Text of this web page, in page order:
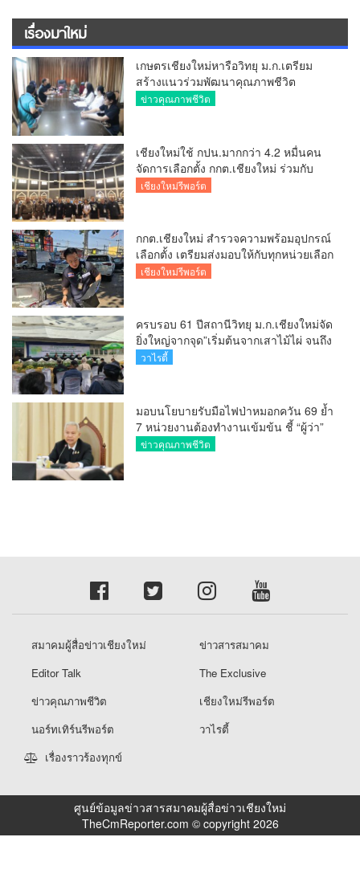
เรื่องมาใหม่
เกษตรเชียงใหม่หารือวิทยุ ม.ก.เตรียม
สร้างแนวร่วมพัฒนาคุณภาพชีวิต
เกษตรกร สื่อสารข้อมูลถูกต้องขับเคลื่อน
ข่าวคุณภาพชีวิต
เชียงใหม่ใช้ กปน.มากกว่า 4.2 หมื่นคน
จัดการเลือกตั้ง กกต.เชียงใหม่ ร่วมกับ
นายอำเภอหางดง ตรวจความเรียบร้อย
เชียงใหม่รีพอร์ต
กกต.เชียงใหม่ สำรวจความพร้อมอุปกรณ์
เลือกตั้ง เตรียมส่งมอบให้กับทุกหน่วยเลือก
ตั้งในวันพรุ่งนี้
เชียงใหม่รีพอร์ต
ครบรอบ 61 ปีสถานีวิทยุ ม.ก.เชียงใหม่จัด
ยิ่งใหญ่จากจุด”เริ่มต้นจากเสาไม้ไผ่ จนถึง
วันที่มี KURplus ในวันนี้”
วาไรตี้
มอบนโยบายรับมือไฟป่าหมอกควัน 69 ย้ำ
7 หน่วยงานต้องทำงานเข้มข้น ชี้ “ผู้ว่า”
คีย์แมนสำคัญทำปัญหาลด
ข่าวคุณภาพชีวิต
สมาคมผู้สื่อข่าวเชียงใหม่
ข่าวสารสมาคม
Editor Talk
The Exclusive
ข่าวคุณภาพชีวิต
เชียงใหม่รีพอร์ต
นอร์ทเทิร์นรีพอร์ต
วาไรตี้
เรื่องราวร้องทุกข์
ศูนย์ข้อมูลข่าวสารสมาคมผู้สื่อข่าวเชียงใหม่
TheCmReporter.com © copyright 2026